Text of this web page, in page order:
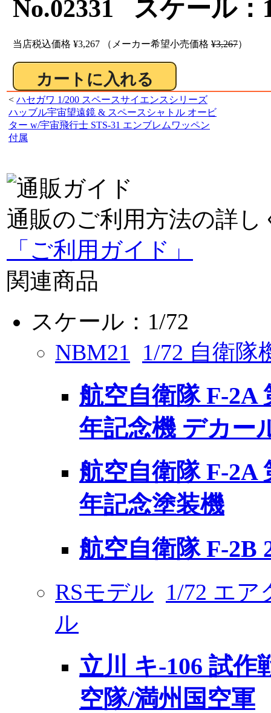
No.02331 スケール：
当店税込価格 ¥3,267 （メーカー希望小売価格 ¥3,267）
< ハセガワ 1/200 スペースサイエンスシリーズ
ハッブル宇宙望遠鏡 & スペースシャトル オービ
ター w/宇宙飛行士 STS-31 エンブレムワッペン
付属
通販のご利用方法の詳し
「ご利用ガイド」
関連商品
スケール：1/72
NBM21
1/72 自衛隊
航空自衛隊 F-2A
年記念機 デカー
航空自衛隊 F-2A
年記念塗装機
航空自衛隊 F-2B
RSモデル 1/72 エ
ル
立川 キ-106 試作
空隊/満州国空軍